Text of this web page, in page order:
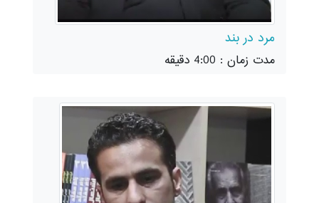
مرد در بند
مدت زمان : 4:00 دقیقه